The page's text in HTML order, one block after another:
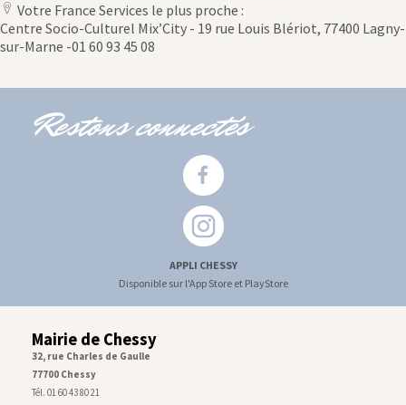
location
icon
Votre France Services le plus proche :
Centre Socio-Culturel Mix’City - 19 rue Louis Blériot, 77400 Lagny-
sur-Marne -01 60 93 45 08
Restons connectés
APPLI CHESSY
Disponible sur l'App Store et PlayStore
Mairie de Chessy
32, rue Charles de Gaulle
77700 Chessy
Tél. 01 60 43 80 21